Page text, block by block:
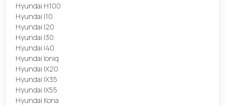
Hyundai H100
Hyundai I10
Hyundai I20
Hyundai I30
Hyundai I40
Hyundai Ioniq
Hyundai IX20
Hyundai IX35
Hyundai IX55
Hyundai Kona